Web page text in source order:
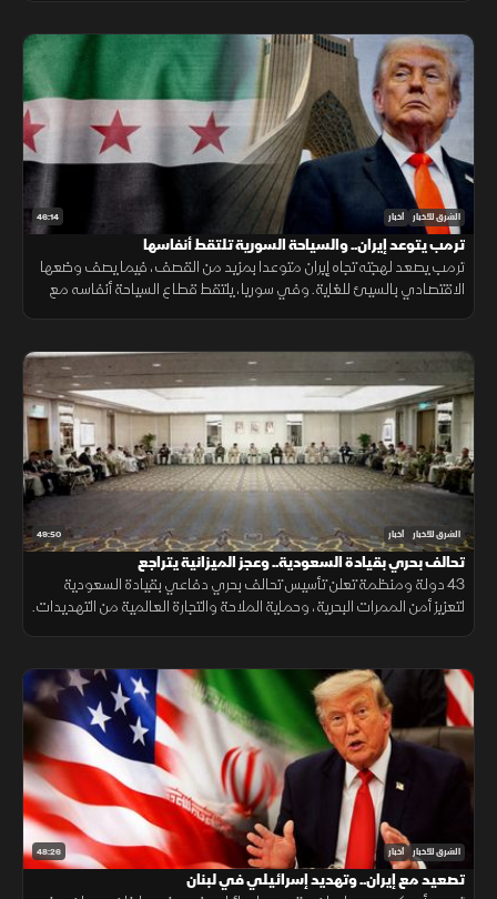
46:14 الشرق للأخبار أخبار
ترمب يتوعد إيران.. والسياحة السورية تلتقط أنفاسها
ترمب يصعد لهجته تجاه إيران متوعدا بمزيد من القصف، فيما يصف وضعها
الاقتصادي بالسيئ للغاية. وفي سوريا، يلتقط قطاع السياحة أنفاسه مع
49:50 الشرق للأخبار أخبار
تحالف بحري بقيادة السعودية.. وعجز الميزانية يتراجع
43 دولة ومنظمة تعلن تأسيس تحالف بحري دفاعي بقيادة السعودية
لتعزيز أمن الممرات البحرية، وحماية الملاحة والتجارة العالمية من التهديدات.
48:26 الشرق للأخبار أخبار
تصعيد مع إيران.. وتهديد إسرائيلي في لبنان